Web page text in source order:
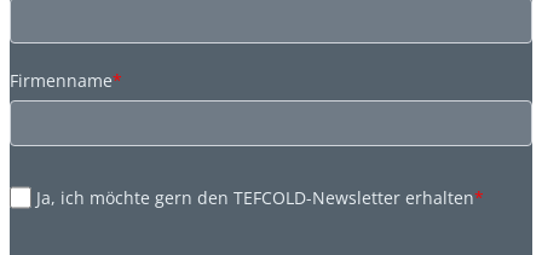
Firmenname*
Ja, ich möchte gern den TEFCOLD-Newsletter erhalten*